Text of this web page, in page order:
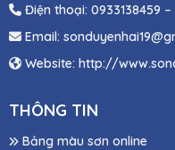
Điện thoại: 0933138459
Email:
Website: http://
THÔNG TIN
Bảng màu sơn online